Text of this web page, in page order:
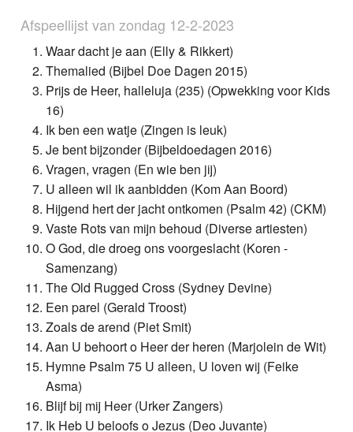
Afspeellijst van zondag 12-2-2023
Waar dacht je aan (Elly & Rikkert)
Themalied (Bijbel Doe Dagen 2015)
Prijs de Heer, halleluja (235) (Opwekking voor Kids
16)
Ik ben een watje (Zingen is leuk)
Je bent bijzonder (Bijbeldoedagen 2016)
Vragen, vragen (En wie ben jij)
U alleen wil ik aanbidden (Kom Aan Boord)
Hijgend hert der jacht ontkomen (Psalm 42) (CKM)
Vaste Rots van mijn behoud (Diverse artiesten)
O God, die droeg ons voorgeslacht (Koren -
Samenzang)
The Old Rugged Cross (Sydney Devine)
Een parel (Gerald Troost)
Zoals de arend (Piet Smit)
Aan U behoort o Heer der heren (Marjolein de Wit)
Hymne Psalm 75 U alleen, U loven wij (Feike
Asma)
Blijf bij mij Heer (Urker Zangers)
Ik Heb U beloofs o Jezus (Deo Juvante)